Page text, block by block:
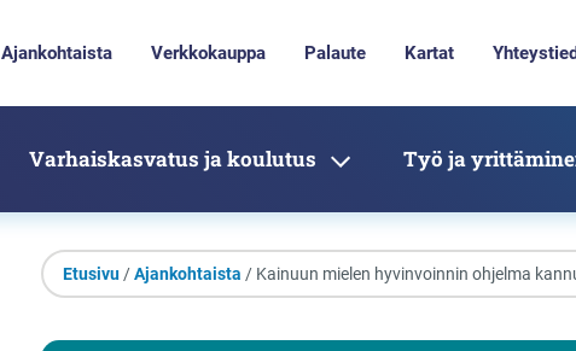
Ajankohtaista Verkkokauppa Palaute Kartat
Varhaiskasvatus ja koulutus Työ ja
Etusivu/Ajankohtaista / Kainuun mielen hyvinvoinnin ohjelma